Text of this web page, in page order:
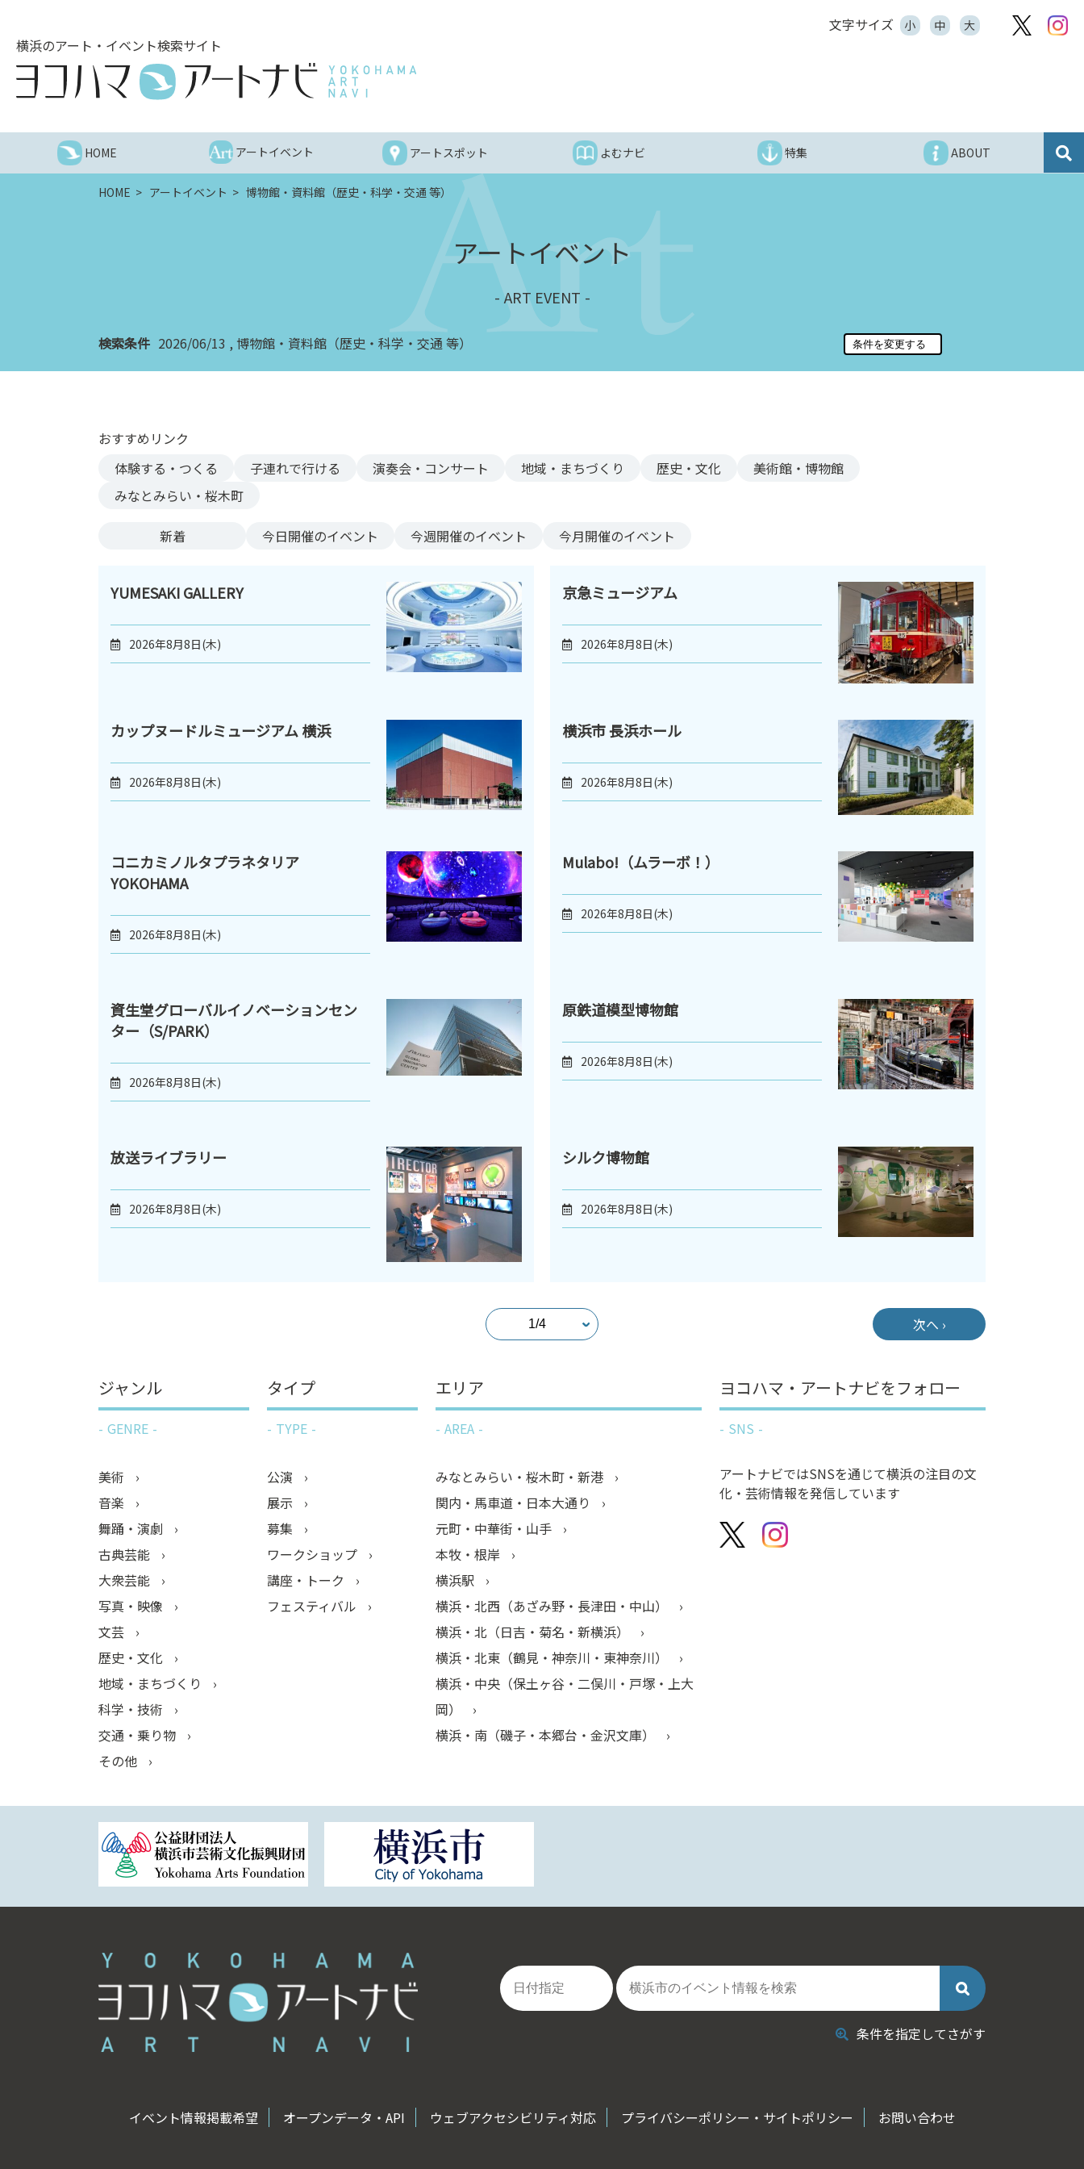
ン
文字サイズ 小 中 大
横浜のアート・イベント検索サイト
HOME アートイベント アートスポット よむナビ 特集 ABOUT
HOME アートイベント 博物館・資料館（歴史・科学・交通 等）
アートイベント
ART EVENT
検索条件 2026/06/13 博物館・資料館（歴史・科学・交通 等）
おすすめリンク
体験する・つくる
子連れで行ける 演奏会・コンサート 地域・まちづくり 歴史・文化
美術館・博物館
みなとみらい・桜木町
新着 今日開催のイベント 今週開催のイベント 今月開催のイベント
YUMESAKI GALLERY
2026年8月8日(木)
京急ミュージアム
2026年8月8日(木)
カップヌードルミュージアム 横浜
2026年8月8日(木)
横浜市 長浜ホール
2026年8月8日(木)
コニカミノルタプラネタリア
YOKOHAMA
2026年8月8日(木)
Mulabo!（ムラーボ！）
2026年8月8日(木)
資生堂グローバルイノベーションセン
ター（S/PARK）
2026年8月8日(木)
原鉄道模型博物館
2026年8月8日(木)
放送ライブラリー
2026年8月8日(木)
シルク博物館
2026年8月8日(木)
次へ ›
ジャンル
GENRE
美術
音楽
舞踊・演劇
古典芸能
大衆芸能
写真・映像
文芸
歴史・文化
地域・まちづくり
科学・技術
交通・乗り物
その他
タイプ
TYPE
公演
展示
募集
ワークショップ
講座・トーク
フェスティバル
エリア
AREA
みなとみらい・桜木町・新港
関内・馬車道・日本大通り
元町・中華街・山手
本牧・根岸
横浜駅
横浜・北西（あざみ野・長津田・中山）
横浜・北（日吉・菊名・新横浜）
横浜・北東（鶴見・神奈川・東神奈川）
横浜・中央（保土ヶ谷・二俣川・戸塚・上大
岡）
横浜・南（磯子・本郷台・金沢文庫）
ヨコハマ・アートナビをフォロー
SNS
アートナビではSNSを通じて横浜の注目の文
化・芸術情報を発信しています
イベント情報掲載希望 オープンデータ・API ウェブアクセシビリティ対応 プライバシーポリシー・サイトポリシー お問い合わせ
条件を指定してさがす